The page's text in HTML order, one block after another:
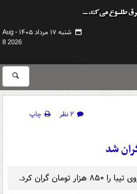
شنبه ۱۷ مرداد ۱۴۰۵ -
Aug
8 2026
۲ نظر
چاپ
شد
گران کرد.